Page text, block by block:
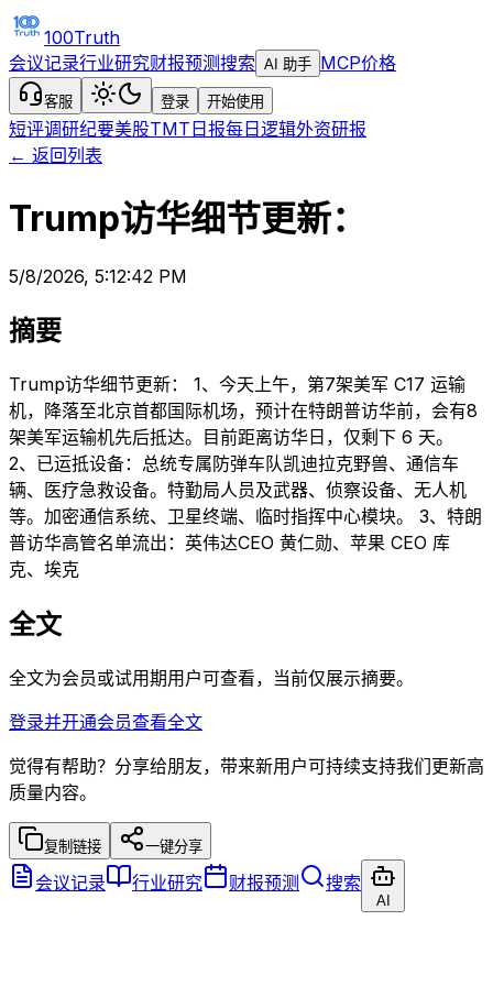
100Truth
会议记录行业研究财报预测搜索 AI 助手 MCP价格
客服 登录 开始使用
短评调研纪要美股TMT日报每日逻辑外资研报
← 返回列表
Trump访华细节更新：
5/8/2026, 5:12:42 PM
摘要
Trump访华细节更新： 1、今天上午，第7架美军 C17 运输
机，降落至北京首都国际机场，预计在特朗普访华前，会有8
架美军运输机先后抵达。目前距离访华日，仅剩下 6 天。
2、已运抵设备：总统专属防弹车队凯迪拉克野兽、通信车
辆、医疗急救设备。特勤局人员及武器、侦察设备、无人机
等。加密通信系统、卫星终端、临时指挥中心模块。 3、特朗
普访华高管名单流出：英伟达CEO 黄仁勋、苹果 CEO 库
克、埃克
全文
全文为会员或试用期用户可查看，当前仅展示摘要。
登录并开通会员查看全文
觉得有帮助？分享给朋友，带来新用户可持续支持我们更新高
质量内容。
复制链接 一键分享
会议记录 行业研究 财报预测 搜索
AI